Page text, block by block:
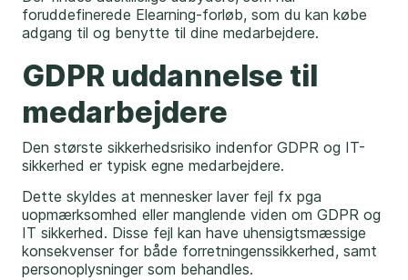
foruddefinerede Elearning-forløb, som du kan købe
adgang til og benytte til dine medarbejdere.
GDPR uddannelse til
medarbejdere
Den største sikkerhedsrisiko indenfor GDPR og IT-
sikkerhed er typisk egne medarbejdere.
Dette skyldes at mennesker laver fejl fx pga
uopmærksomhed eller manglende viden om GDPR og
IT sikkerhed. Disse fejl kan have uhensigtsmæssige
konsekvenser for både forretningenssikkerhed, samt
personoplysninger som behandles.